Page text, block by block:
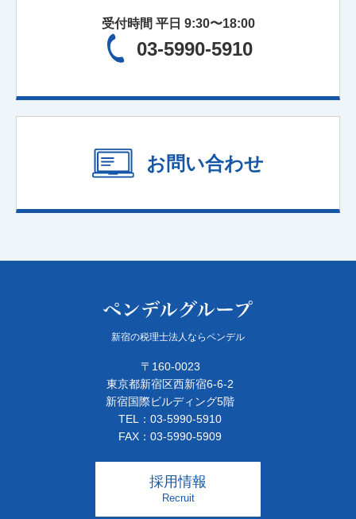
受付時間 平日 9:30〜18:00
03-5990-5910
お問い合わせ
新宿の税理士法人ならペンデル
〒160-0023
東京都新宿区西新宿6-6-2
新宿国際ビルディング5階
TEL：03-5990-5910
FAX：03-5990-5909
採用情報
Recruit